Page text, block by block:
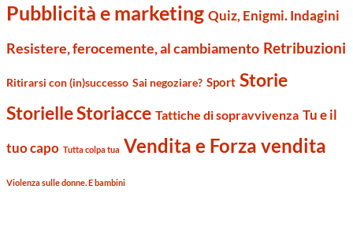
Pubblicità e marketing Quiz, Enigmi. Indagini
Resistere, ferocemente, al cambiamento Retribuzioni
Ritirarsi con (in)successo Sai negoziare? Sport Storie
Storielle Storiacce Tattiche di sopravvivenza Tu e il
tuo capo Tutta colpa tua Vendita e Forza vendita
Violenza sulle donne. E bambini